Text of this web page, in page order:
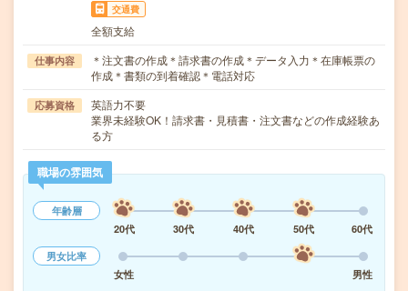
交通費
全額支給
仕事内容
＊注文書の作成＊請求書の作成＊データ入力＊在庫帳票の
作成＊書類の到着確認＊電話対応
応募資格
英語力不要
業界未経験OK！請求書・見積書・注文書などの作成経験あ
る方
職場の雰囲気
年齢層
20代
30代 40代 50代
60代
男女比率
女性
男性